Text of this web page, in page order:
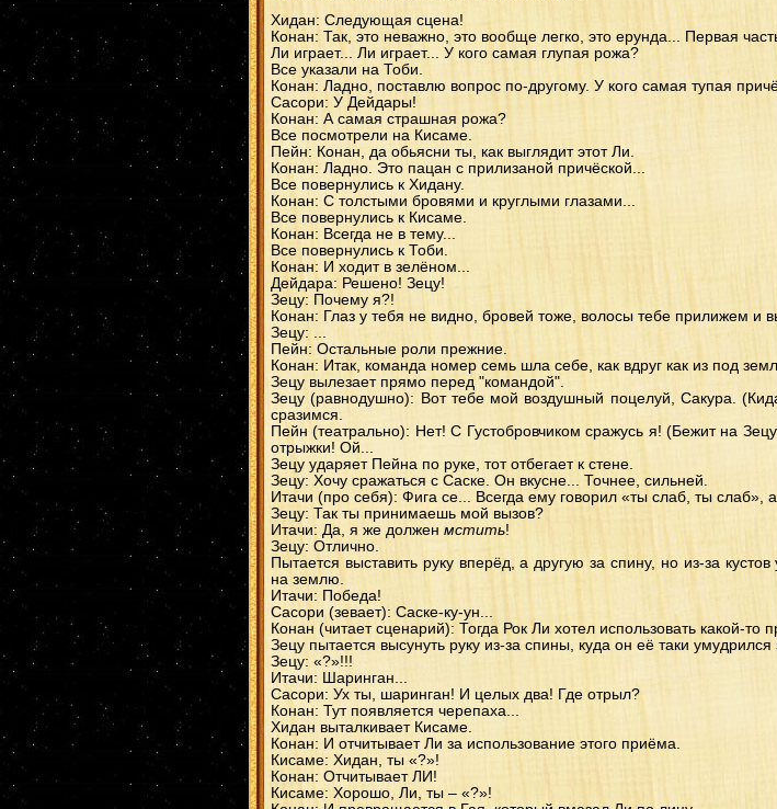
Хидан: Следующая сцена!
Конан: Так, это неважно, это вообще легко, это ерунда... Первая
Ли играет... Ли играет... У кого самая глупая рожа?
Все указали на Тоби.
Конан: Ладно, поставлю вопрос по-другому. У кого самая тупая
Сасори: У Дейдары!
Конан: А самая страшная рожа?
Все посмотрели на Кисаме.
Пейн: Конан, да обьясни ты, как выглядит этот Ли.
Конан: Ладно. Это пацан с прилизаной причёской...
Все повернулись к Хидану.
Конан: С толстыми бровями и круглыми глазами...
Все повернулись к Кисаме.
Конан: Всегда не в тему...
Все повернулись к Тоби.
Конан: И ходит в зелёном...
Дейдара: Решено! Зецу!
Зецу: Почему я?!
Конан: Глаз у тебя не видно, бровей тоже, волосы тебе прилижем и
Зецу: ...
Пейн: Остальные роли прежние.
Конан: Итак, команда номер семь шла себе, как вдруг как из под
Зецу вылезает прямо перед "командой".
Зецу (равнодушно): Вот тебе мой воздушный поцелуй, Сакура.
сразимся.
Пейн (театрально): Нет! С Густобровчиком сражусь я! (Бежит на
отрыжки! Ой...
Зецу ударяет Пейна по руке, тот отбегает к стене.
Зецу: Хочу сражаться с Саске. Он вкусне... Точнее, сильней.
Итачи (про себя): Фига се... Всегда ему говорил «ты слаб, ты слаб»,
Зецу: Так ты принимаешь мой вызов?
Итачи: Да, я же должен мстить!
Зецу: Отлично.
Пытается выставить руку вперёд, а другую за спину, но из-за
на землю.
Итачи: Победа!
Сасори (зевает): Саске-ку-ун...
Конан (читает сценарий): Тогда Рок Ли хотел использовать какой-то
Зецу пытается высунуть руку из-за спины, куда он её таки умудрился
Зецу: «?»!!!
Итачи: Шаринган...
Сасори: Ух ты, шаринган! И целых два! Где отрыл?
Конан: Тут появляется черепаха...
Хидан выталкивает Кисаме.
Конан: И отчитывает Ли за использование этого приёма.
Кисаме: Хидан, ты «?»!
Конан: Отчитывает ЛИ!
Кисаме: Хорошо, Ли, ты – «?»!